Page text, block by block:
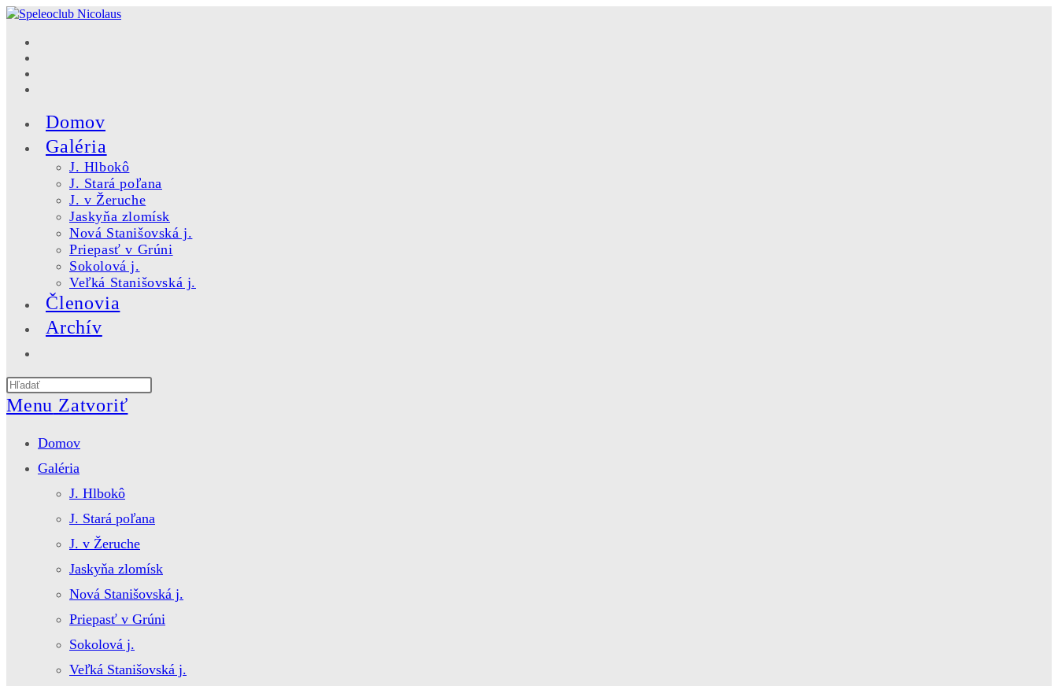
Skip
content
Domov
Galéria
J. Hlbokô
J. Stará poľana
J. v Žeruche
Jaskyňa zlomísk
Nová Stanišovská j.
Priepasť v Grúni
Sokolová j.
Veľká Stanišovská j.
Členovia
Archív
website
search
Menu Zatvoriť
Domov
Galéria
J. Hlbokô
J. Stará poľana
J. v Žeruche
Jaskyňa zlomísk
Nová Stanišovská j.
Priepasť v Grúni
Sokolová j.
Veľká Stanišovská j.